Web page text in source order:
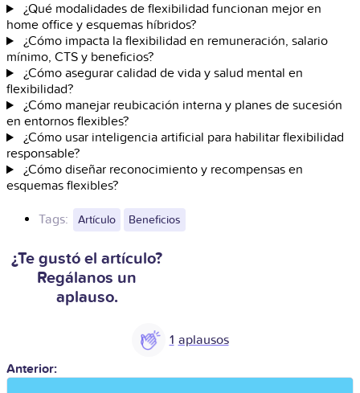
¿Qué modalidades de flexibilidad funcionan mejor en
home office y esquemas híbridos?
¿Cómo impacta la flexibilidad en remuneración, salario
mínimo, CTS y beneficios?
¿Cómo asegurar calidad de vida y salud mental en
flexibilidad?
¿Cómo manejar reubicación interna y planes de sucesión
en entornos flexibles?
¿Cómo usar inteligencia artificial para habilitar flexibilidad
responsable?
¿Cómo diseñar reconocimiento y recompensas en
esquemas flexibles?
Tags: Artículo Beneficios
¿Te gustó el artículo?
Regálanos un
aplauso.
1
Anterior: